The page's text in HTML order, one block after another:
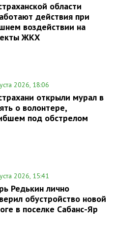
области
действия при
воздействии на
ЖКХ
2026, 18:06
открыли мурал в
о волонтере,
под обстрелом
2026, 15:41
Редькин лично
обустройство новой
в поселке Сабанс-Яр